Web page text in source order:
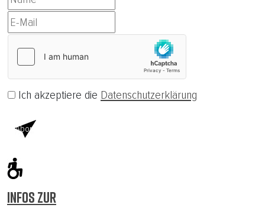
Ich akzeptiere die Datenschutzerklärung
Abonnieren
INFOS ZUR